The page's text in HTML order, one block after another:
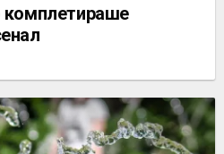
комплетираше